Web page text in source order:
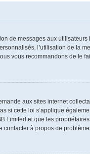
de messages aux
l’utilisation de la
vous recommandons de le
aux sites internet
cette loi s’applique
et que les
à propos de